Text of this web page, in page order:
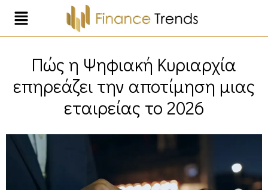
Πώς η Ψηφιακή Κυριαρχία
επηρεάζει την αποτίμηση μιας
εταιρείας το 2026